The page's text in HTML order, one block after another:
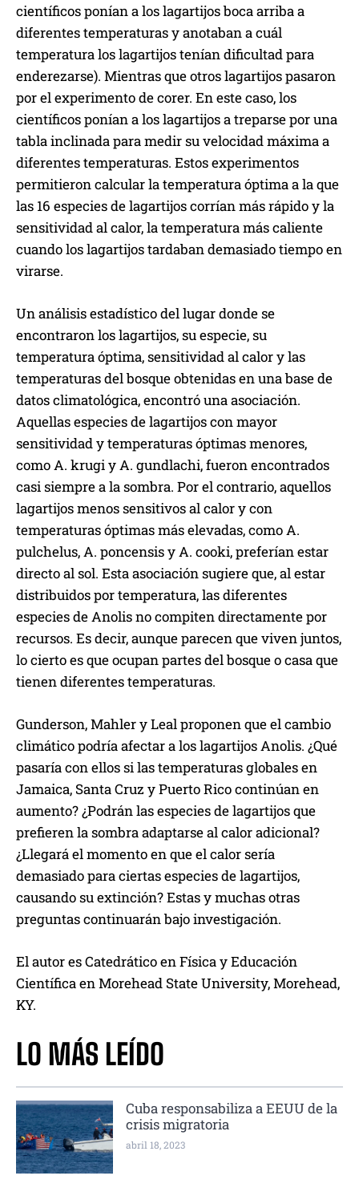
científicos ponían a los lagartijos boca arriba a
diferentes temperaturas y anotaban a cuál
temperatura los lagartijos tenían dificultad para
enderezarse). Mientras que otros lagartijos pasaron
por el experimento de corer. En este caso, los
científicos ponían a los lagartijos a treparse por una
tabla inclinada para medir su velocidad máxima a
diferentes temperaturas. Estos experimentos
permitieron calcular la temperatura óptima a la que
las 16 especies de lagartijos corrían más rápido y la
sensitividad al calor, la temperatura más caliente
cuando los lagartijos tardaban demasiado tiempo en
virarse.
Un análisis estadístico del lugar donde se
encontraron los lagartijos, su especie, su
temperatura óptima, sensitividad al calor y las
temperaturas del bosque obtenidas en una base de
datos climatológica, encontró una asociación.
Aquellas especies de lagartijos con mayor
sensitividad y temperaturas óptimas menores,
como A. krugi y A. gundlachi, fueron encontrados
casi siempre a la sombra. Por el contrario, aquellos
lagartijos menos sensitivos al calor y con
temperaturas óptimas más elevadas, como A.
pulchelus, A. poncensis y A. cooki, preferían estar
directo al sol. Esta asociación sugiere que, al estar
distribuidos por temperatura, las diferentes
especies de Anolis no compiten directamente por
recursos. Es decir, aunque parecen que viven juntos,
lo cierto es que ocupan partes del bosque o casa que
tienen diferentes temperaturas.
Gunderson, Mahler y Leal proponen que el cambio
climático podría afectar a los lagartijos Anolis. ¿Qué
pasaría con ellos si las temperaturas globales en
Jamaica, Santa Cruz y Puerto Rico continúan en
aumento? ¿Podrán las especies de lagartijos que
prefieren la sombra adaptarse al calor adicional?
¿Llegará el momento en que el calor sería
demasiado para ciertas especies de lagartijos,
causando su extinción? Estas y muchas otras
preguntas continuarán bajo investigación.
El autor es Catedrático en Física y Educación
Científica en Morehead State University, Morehead,
KY.
LO MÁS LEÍDO
Cuba responsabiliza a EEUU de la
crisis migratoria
abril 18, 2023